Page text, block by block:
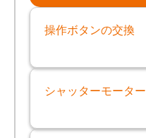
操作ボタンの交換
シャッターモータ